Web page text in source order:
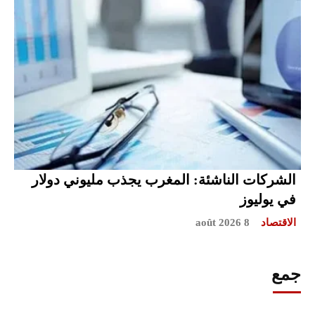
الشركات الناشئة: المغرب يجذب مليوني دولار
في يوليوز
الاقتصاد 8 août 2026
جمع